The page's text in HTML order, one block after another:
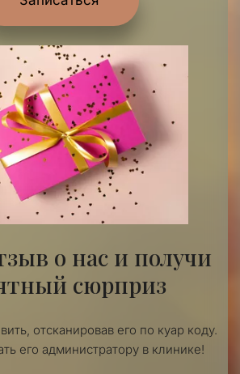
о нас и получи
сюрприз
отсканировав его по куар коду.
его администратору в клинике!